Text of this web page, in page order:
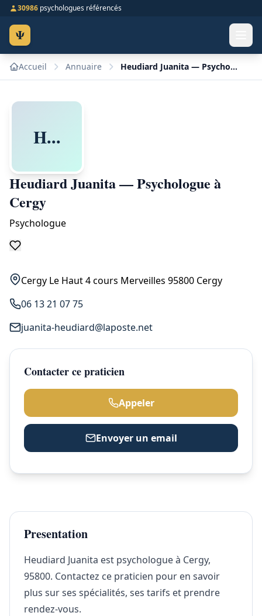
30986 psychologues référencés
Ψ
Accueil Annuaire Heudiard Juanita — Psychologue à Cergy
H...
Heudiard Juanita — Psychologue à
Cergy
Psychologue
Cergy Le Haut 4 cours Merveilles 95800 Cergy
06 13 21 07 75
juanita-heudiard@laposte.net
Contacter ce praticien
Appeler
Envoyer un email
Presentation
Heudiard Juanita est psychologue à Cergy,
95800. Contactez ce praticien pour en savoir
plus sur ses spécialités, ses tarifs et prendre
rendez-vous.